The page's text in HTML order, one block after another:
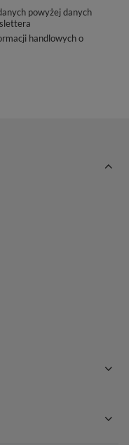
powyżej danych
handlowych o